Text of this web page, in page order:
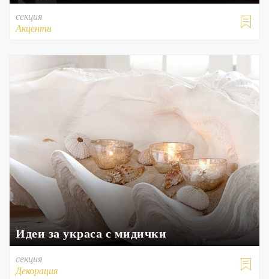

секция
Акценти
Идеи за украса с мидички

секция
Декорация